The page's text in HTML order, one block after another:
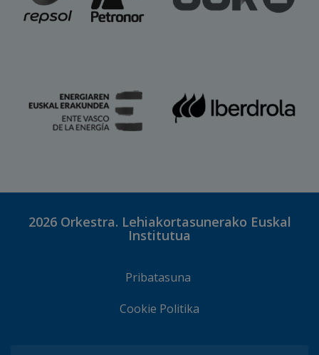
2026 Orkestra. Lehiakortasunerako Euskal
Institutua
Pribatasuna
Cookie Politika